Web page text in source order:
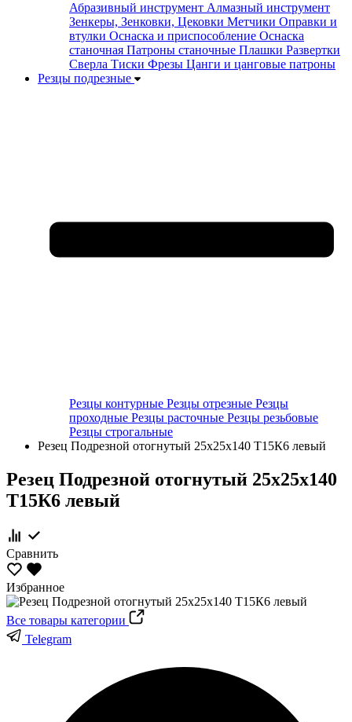
Абразивный инструмент Алмазный инструмент
Зенкеры, Зенковки, Цековки Метчики Оправки и
втулки Оснаска и приспособление Оснаска
станочная Патроны станочные Плашки Развертки
Сверла Тиски Фрезы Цанги и цанговые патроны
Резцы подрезные
Резцы контурные Резцы отрезные Резцы
проходные Резцы расточные Резцы резьбовые
Резцы строгальные
Резец Подрезной отогнутый 25х25х140 Т15К6 левый
Резец Подрезной отогнутый 25х25х140
Т15К6 левый
Сравнить
Избранное
Все товары категории
Telegram